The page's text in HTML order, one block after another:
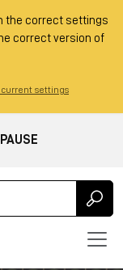
the correct settings
correct version of
settings